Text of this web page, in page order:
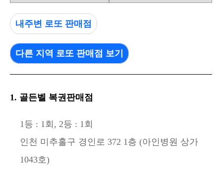
내주변 로또 판매점
다른 지역 로또 판매점 보기
1. 골든벨 복권판매점
1등 : 1회, 2등 : 1회
인천 미추홀구 경인로 372 1층 (아인병원 상가
1043호)